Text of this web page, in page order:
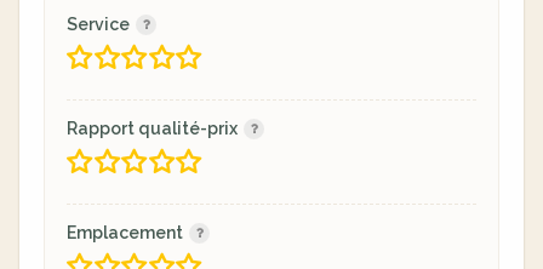
Service
Rapport qualité-prix
Emplacement